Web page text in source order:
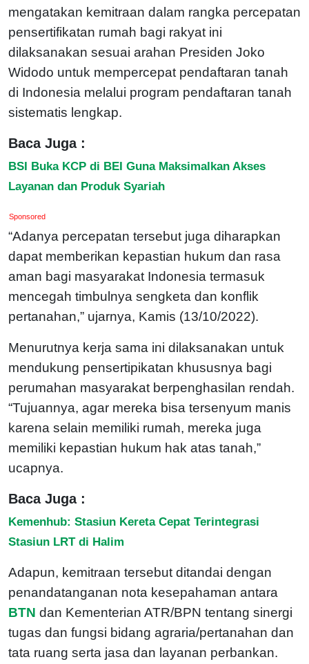
mengatakan kemitraan dalam rangka percepatan
pensertifikatan rumah bagi rakyat ini
dilaksanakan sesuai arahan Presiden Joko
Widodo untuk mempercepat pendaftaran tanah
di Indonesia melalui program pendaftaran tanah
sistematis lengkap.
Baca Juga :
BSI Buka KCP di BEI Guna Maksimalkan Akses
Layanan dan Produk Syariah
Sponsored
“Adanya percepatan tersebut juga diharapkan
dapat memberikan kepastian hukum dan rasa
aman bagi masyarakat Indonesia termasuk
mencegah timbulnya sengketa dan konflik
pertanahan,” ujarnya, Kamis (13/10/2022).
Menurutnya kerja sama ini dilaksanakan untuk
mendukung pensertipikatan khususnya bagi
perumahan masyarakat berpenghasilan rendah.
“Tujuannya, agar mereka bisa tersenyum manis
karena selain memiliki rumah, mereka juga
memiliki kepastian hukum hak atas tanah,”
ucapnya.
Baca Juga :
Kemenhub: Stasiun Kereta Cepat Terintegrasi
Stasiun LRT di Halim
Adapun, kemitraan tersebut ditandai dengan
penandatanganan nota kesepahaman antara
BTN dan Kementerian ATR/BPN tentang sinergi
tugas dan fungsi bidang agraria/pertanahan dan
tata ruang serta jasa dan layanan perbankan.